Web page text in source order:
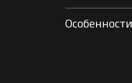
Особенности